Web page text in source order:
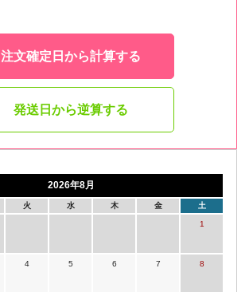
注文確定日から計算する
発送日から逆算する
2026年8月
火 水 木 金 土
1
4 5 6 7 8